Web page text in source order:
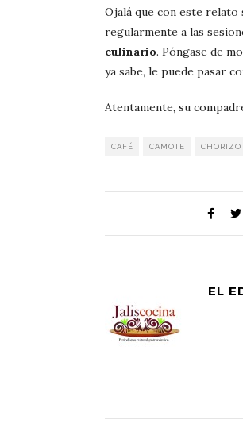
Ojalá que con este relato
regularmente a las
culinario. Póngase de
ya sabe, le puede pasar
Atentamente, su
CAFÉ CAMOTE CHORIZO
EL